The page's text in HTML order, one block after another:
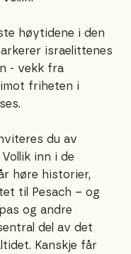
høytidene i den
israelittenes
- vekk fra
friheten i
du av
inn i de
høre historier,
til Pesach – og
og andre
del av det
Kanskje får